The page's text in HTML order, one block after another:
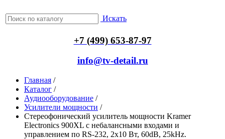
Искать
+7 (499) 653-87-97
info@tv-detail.ru
Главная /
Каталог /
Аудиооборудование /
Усилители мощности /
Стереофонический усилитель мощности Kramer
Electronics 900XL с небалансными входами и
управлением по RS-232, 2х10 Вт, 60dB, 25kHz.